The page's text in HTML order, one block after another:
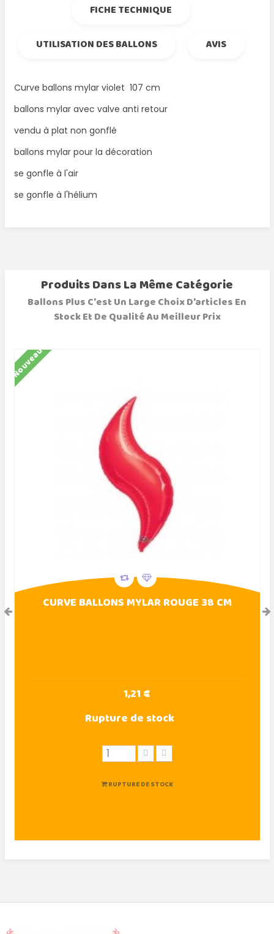
FICHE TECHNIQUE
UTILISATION DES BALLONS
AVIS
Curve ballons mylar violet 107 cm
ballons mylar avec valve anti retour
vendu à plat non gonflé
ballons mylar pour la décoration
se gonfle à l'air
se gonfle à l'hélium
Produits Dans La Même Catégorie
Ballons Plus C'est Un Large Choix D'articles En
Stock Et De Qualité Au Meilleur Prix
Nouveau
CURVE BALLONS MYLAR ROUGE 38 CM
1,21 €
Rupture de stock
RUPTURE DE STOCK